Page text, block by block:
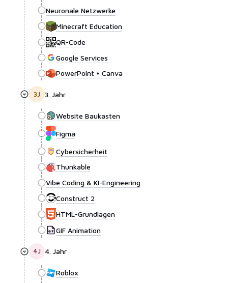
Neuronale Netzwerke
Minecraft Education
QR-Code
Google Services
PowerPoint + Canva
3J 3. Jahr
Website Baukasten
Figma
Cybersicherheit
Thunkable
Vibe Coding & KI-Engineering
Construct 2
HTML-Grundlagen
GIF Animation
4J 4. Jahr
Roblox